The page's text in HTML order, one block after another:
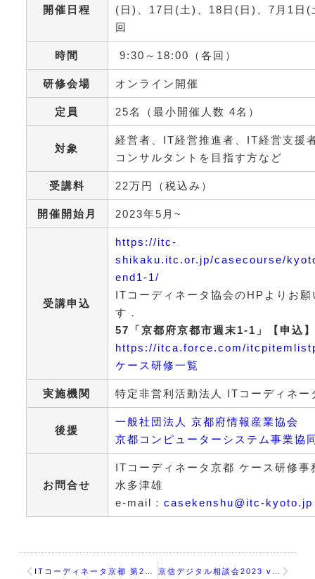
開催日程
(日)、17日(土)、18日(日)、7月1日(
回
時間 9:30～18:00（各回）
研修会場 オンライン開催
定員 25名（最小開催人数 4名）
対象
経営者、IT経営推進者、IT経営支援
コンサルタントを目指す方など
受講料 22万円（税込み）
開催開始月 2023年5月~
受講申込
https://itc-
shikaku.itc.or.jp/casecourse/
end1-1/
ITコーディネータ協会のHPよりお願
す．
57「京都府京都市週末1-1」【申込】
https://itca.force.com/
ケース研修一覧
実施機関 特定非営利活動法人 ITコーディネー
後援
一般社団法人 京都府情報産業協会
京都コンピューターシステム事業協
お問合せ
ITコーディネータ京都 ケース研修
水多津雄
e-mail： casekenshu@itc-kyoto.jp